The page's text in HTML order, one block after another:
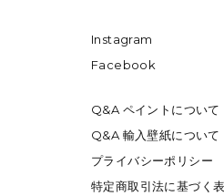
Instagram
Facebook
Q&A ペイントにつ
Q&A 輸入壁紙につい
プライバシーポリシー
特定商取引法に基づく